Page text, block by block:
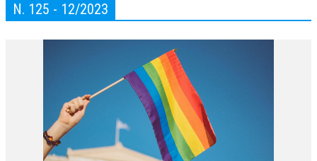
ARCHIVIO EVENTI (FINO AL 2022)
BOLLETTINO FINANZIAMENTI
TELEGRAM
N. 125 - 12/2023